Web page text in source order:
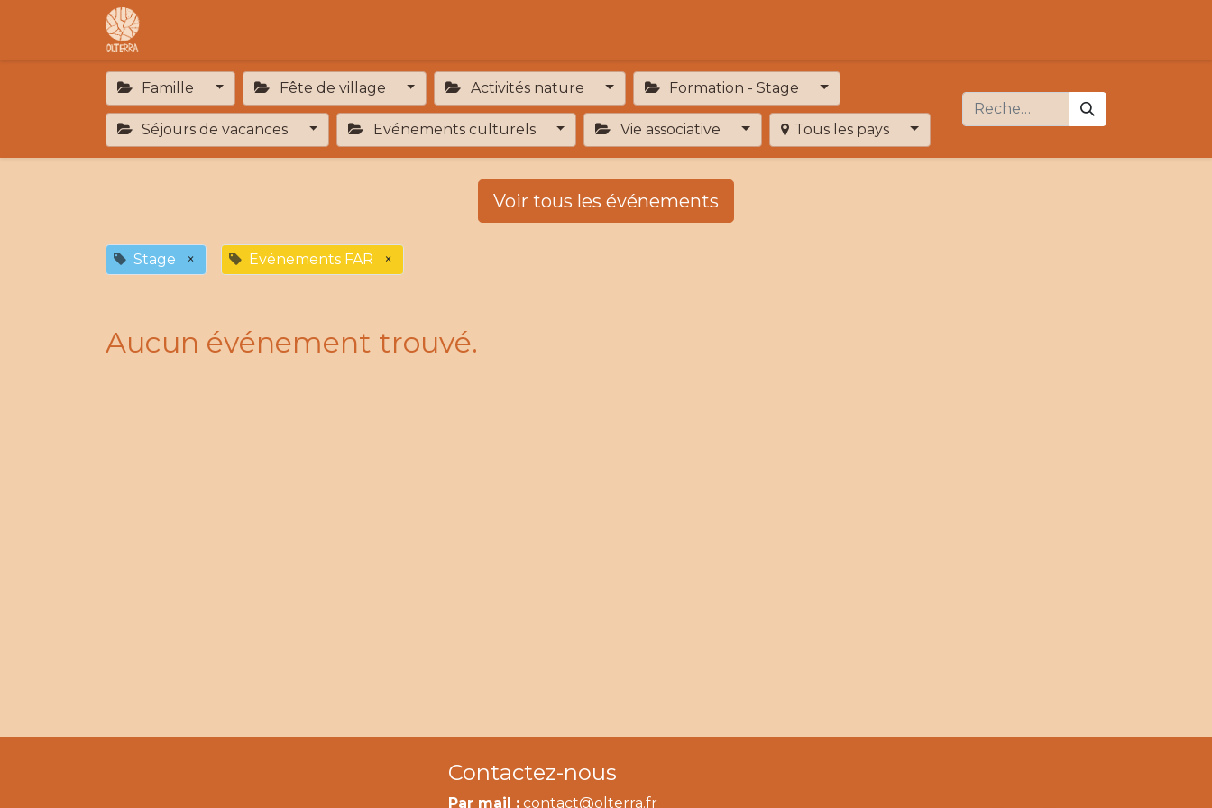
Famille Fête de village Activités nature Formation - Stage
Séjours de vacances Evénements culturels Vie associative Tous les pays
Voir tous les événements
Stage × Evénements FAR ×
Aucun événement trouvé.
Contactez-nous
Par mail : contact@olterra.fr